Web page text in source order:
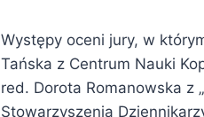
Występy oceni jury, w
Tańska z Centrum Nauki
red. Dorota Romanowska z
Stowarzyszenia